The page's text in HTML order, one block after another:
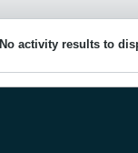
No activity results to